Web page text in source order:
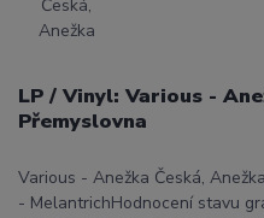
LP / Vinyl: Various -
Přemyslovna
Various - Anežka Česká,
- MelantrichHodnocení stavu